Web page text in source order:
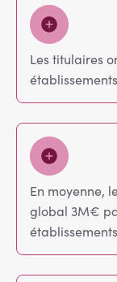
Les titulaires
En moyenne,
global 3M€